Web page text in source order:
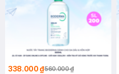
338.000 ₫560.000 ₫